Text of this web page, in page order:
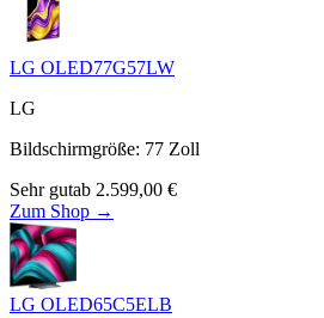
LG OLED77G57LW
LG
Bildschirmgröße: 77 Zoll
Sehr gutab 2.599,00 €
Zum Shop →
LG OLED65C5ELB